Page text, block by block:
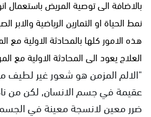
بالاضافة الى توصية المريض باستعمال
نمط الحياة او التمارين الرياضية
العلاج يعود الى المحادثة الاولية مع
"الالم المزمن هو شعور غير لطيف
عقيمة في جسم الانسان, لكن من
ضرر معين لانسجة معينة في الجسم